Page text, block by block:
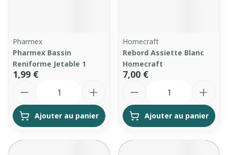
Pharmex
Pharmex Bassin
Reniforme Jetable 1
1,99 €
Ajouter au panier
Homecraft
Rebord Assiette Blanc
Homecraft
7,00 €
Ajouter au panier